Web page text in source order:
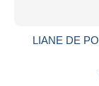
LIANE DE